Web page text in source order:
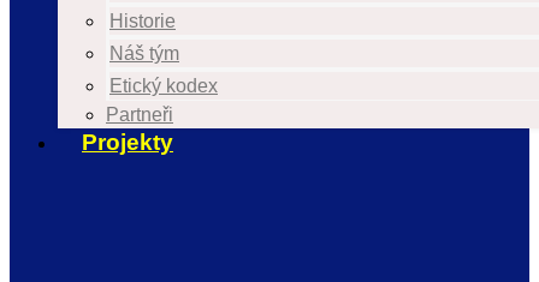
Historie
Náš tým
Etický kodex
Partneři
Projekty